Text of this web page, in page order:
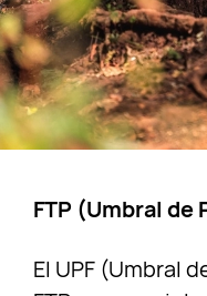
FTP (Umbral de
El UPF (Umbral